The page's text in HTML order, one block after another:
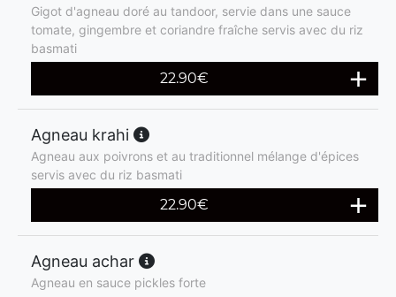
Gigot d'agneau doré au tandoor, servie dans une sauce
tomate, gingembre et coriandre fraîche servis avec du riz
basmati
22.90€
Agneau krahi
Agneau aux poivrons et au traditionnel mélange d'épices
servis avec du riz basmati
22.90€
Agneau achar
Agneau en sauce pickles forte